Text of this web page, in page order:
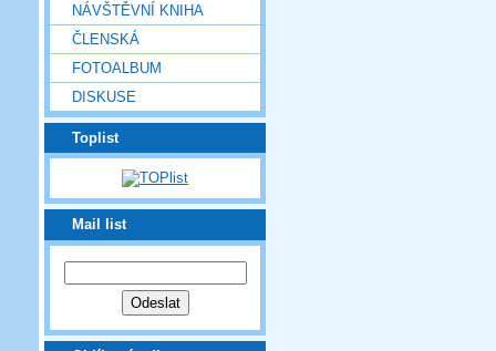
NÁVŠTĚVNÍ KNIHA
ČLENSKÁ
FOTOALBUM
DISKUSE
Toplist
Mail list